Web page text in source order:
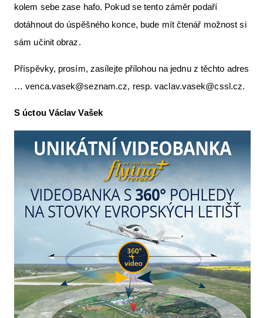
kolem sebe zase hafo. Pokud se tento záměr podaří
dotáhnout do úspěšného konce, bude mít čtenář možnost si
sám učinit obraz.
Příspěvky, prosím, zasílejte přílohou na jednu z těchto adres
… venca.vasek@seznam.cz, resp. vaclav.vasek@cssl.cz.
S úctou Václav Vašek